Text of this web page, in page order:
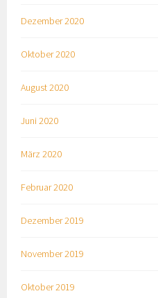
Dezember 2020
Oktober 2020
August 2020
Juni 2020
März 2020
Februar 2020
Dezember 2019
November 2019
Oktober 2019